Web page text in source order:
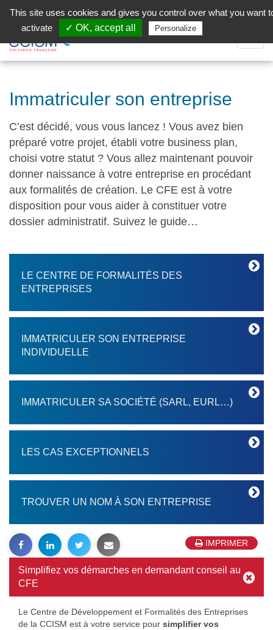
Facebook (Customer Chat) is disabled.
la
Immatriculer son entreprise
C’est décidé, vous vous lancez ! Vous avez bien
préparé votre projet, établi votre business plan,
choisi votre statut ? Vous allez maintenant pouvoir
donner naissance à votre entreprise en procédant
aux formalités de création. Le CFE est à votre
disposition pour vous aider à constituer votre
dossier administratif. Suivez le guide…
LE CENTRE DE FORMALITÉS DES
ENTREPRISES
IMMATRICULER SON ENTREPRISE
INDIVIDUELLE
IMMATRICULER SA SOCIÉTÉ (SARL, EURL…)
LES CAS EXCEPTIONNELS
TROUVER UN NOM À SON ENTREPRISE
IMPRIMER
Simplifiez vos démarches en demandant conseil au
CFE
Le Centre de Développement et Formalités des Entreprises
de la CCISM est à votre service pour simplifier vos
This site uses cookies and gives you control over what you want
activate
✓ OK, accept all Personalize